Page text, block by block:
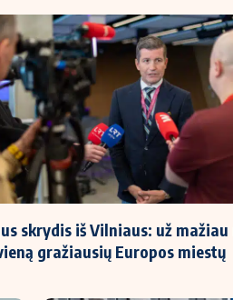
rinka
elektrinės
Būsto
skrydis iš Vilniaus: už mažiau
gražiausių Europos miestų